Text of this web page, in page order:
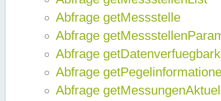
Abfrage getMessstelle
Abfrage
Abfrage
Abfrage
Abfrage